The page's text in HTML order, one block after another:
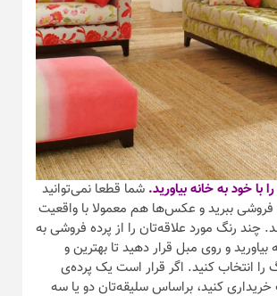
شما قطعا نمی‌توانید
فروشی ببرید و عکس‌ها هم معمولا با واقعیت
رنگ مورد علاقه‌تان را از پرده فروشی به
بیاورید و روی مبل قرار دهید تا بهترین و
را انتخاب کنید. اگر قرار است یک پرده‌ی
کنید، براساس سلیقه‌تان دو یا سه